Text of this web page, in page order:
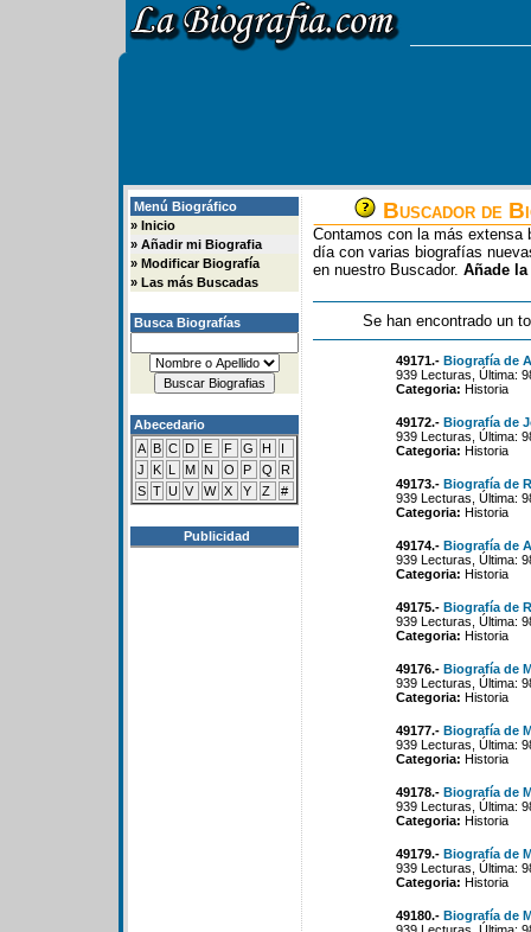
Menú Biográfico
» Inicio
» Añadir mi Biografia
» Modificar Biografía
» Las más Buscadas
Busca Biografías
Abecedario
A B C D E F G H
I
J
K L M N O P Q
R
S T U V W X Y Z #
Publicidad
Buscador de
Contamos con la más extensa
día con varias biografías
en nuestro Buscador. Añade
Se han encontrado un
49171.- Biografía de
939 Lecturas, Última:
Categoria: Historia
49172.- Biografía de
939 Lecturas, Última:
Categoria: Historia
49173.- Biografía de
939 Lecturas, Última:
Categoria: Historia
49174.- Biografía de
939 Lecturas, Última:
Categoria: Historia
49175.- Biografía de
939 Lecturas, Última:
Categoria: Historia
49176.- Biografía de
939 Lecturas, Última:
Categoria: Historia
49177.- Biografía de
939 Lecturas, Última:
Categoria: Historia
49178.- Biografía de
939 Lecturas, Última:
Categoria: Historia
49179.- Biografía de
939 Lecturas, Última:
Categoria: Historia
49180.- Biografía de